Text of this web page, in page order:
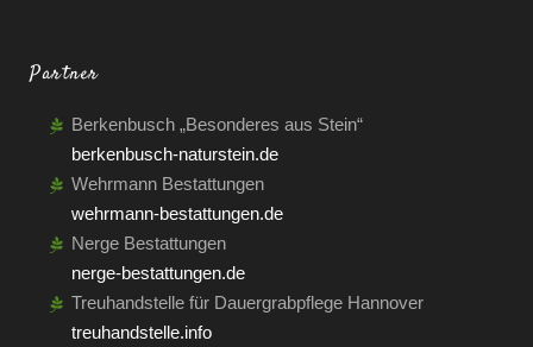
Partner
Berkenbusch „Besonderes aus Stein“
berkenbusch-naturstein.de
Wehrmann Bestattungen
wehrmann-bestattungen.de
Nerge Bestattungen
nerge-bestattungen.de
Treuhandstelle für Dauergrabpflege Hannover
treuhandstelle.info